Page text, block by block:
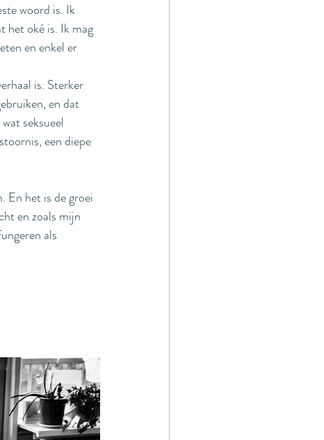
woord is. Ik
het oké is. Ik mag
en enkel er
is. Sterker
en dat
seksueel
een diepe
En het is de groei
en zoals mijn
als